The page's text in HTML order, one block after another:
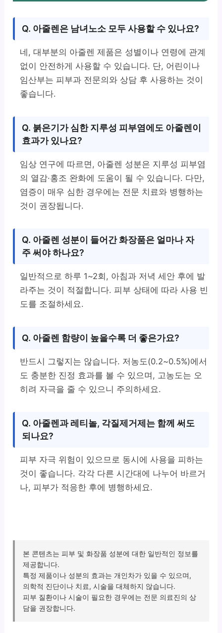
Q. 아줄렌은 남녀노소 모두 사용할 수 있나요?
네, 대부분의 아줄렌 제품은 성별이나 연령에 관계
없이 안전하게 사용할 수 있습니다. 단, 어린이나
임산부는 피부과 전문의와 상담 후 사용하는 것이
좋습니다.
Q. 붉은기가 심한 지루성 피부염에도 아줄렌이
효과가 있나요?
임상 연구에 따르면, 아줄렌 성분은 지루성 피부염
의 열감·홍조 완화에 도움이 될 수 있습니다. 다만,
염증이 매우 심한 경우에는 전문 치료와 병행하는
것이 권장됩니다.
Q. 아줄렌 성분이 들어간 화장품은 얼마나 자
주 써야 하나요?
일반적으로 하루 1~2회, 아침과 저녁 세안 후에 발
라주는 것이 적절합니다. 피부 상태에 따라 사용 빈
도를 조절하세요.
Q. 아줄렌 함량이 높을수록 더 좋은가요?
반드시 그렇지는 않습니다. 저농도(0.2~0.5%)에서
도 충분한 진정 효과를 볼 수 있으며, 고농도는 오
히려 자극을 줄 수 있으니 주의하세요.
Q. 아줄렌과 레티놀, 각질제거제는 함께 써도
되나요?
피부 자극 위험이 있으므로 동시에 사용을 피하는
것이 좋습니다. 각각 다른 시간대에 나누어 바르거
나, 피부가 적응한 후에 병행하세요.
본 콘텐츠는 피부 및 화장품 성분에 대한 일반적인 정보를
제공합니다.
특정 제품이나 성분의 효과는 개인차가 있을 수 있으며,
의학적 진단이나 치료, 시술을 대체하지 않습니다.
피부 질환이나 시술이 필요한 경우에는 전문 의료진의 상
담을 권장합니다.